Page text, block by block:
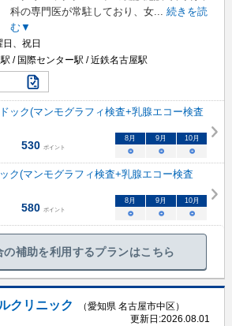
科の専門医が常駐しており、女...
続きを読
む▼
、祝日
/ 国際センター駅 / 近鉄名古屋駅
ック(マンモグラフィ検査+乳腺エコー検査
530 ポイント
8 月 9 月 10月
○ ○ ○
ク(マンモグラフィ検査+乳腺エコー検査
580 ポイント
8 月 9 月 10月
○ ○ ○
の補助を利用するプランはこちら
クリニック
（愛知県 名古屋市中区）
更新日:2026.08.01